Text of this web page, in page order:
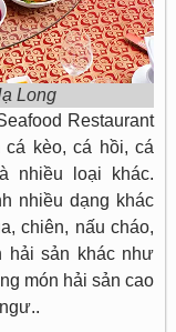
Long
Restaurant
kèo, cá hồi, cá
nhiều loại khác.
nhiều dạng khác
chiên, nấu cháo,
hải sản khác như
món hải sản cao